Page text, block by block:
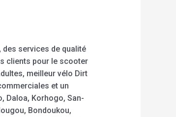
services de qualité
clients pour le scooter
meilleur vélo Dirt
et un
Daloa, Korhogo, San-
Bondoukou,